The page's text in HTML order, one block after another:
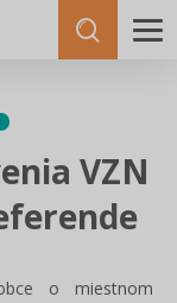
VZN
o miestnom